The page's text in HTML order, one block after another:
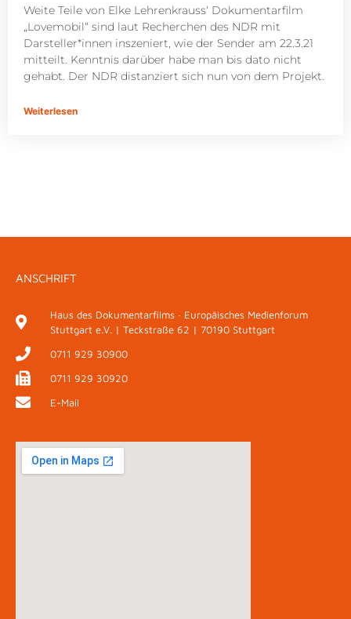
Weite Teile von Elke Lehrenkrauss‘ Dokumentarfilm
„Lovemobil“ sind laut Recherchen des NDR mit
Darsteller*innen inszeniert, wie der Sender am 22.3.21
mitteilt. Kenntnis darüber habe man bis dato nicht
gehabt. Der NDR distanziert sich nun von dem Projekt.
Weiterlesen
ANSCHRIFT
Haus des Dokumentarfilms · Europäisches Medienforum
Stuttgart e.V. | Teckstraße 62 | 70190 Stuttgart
0711 929 30900
0711 929 30920
E-Mail